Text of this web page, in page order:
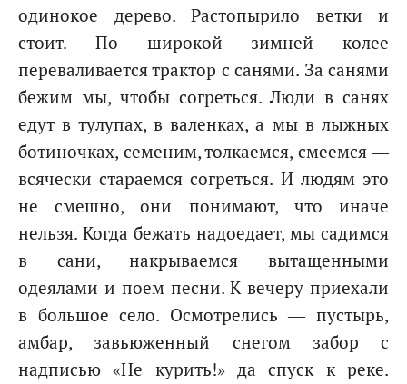
одинокое дерево. Растопырило ветки и
стоит. По широкой зимней колее
переваливается трактор с санями. За санями
бежим мы, чтобы согреться. Люди в санях
едут в тулупах, в валенках, а мы в лыжных
ботиночках, семеним, толкаемся, смеемся —
всячески стараемся согреться. И людям это
не смешно, они понимают, что иначе
нельзя. Когда бежать надоедает, мы садимся
в сани, накрываемся вытащенными
одеялами и поем песни. К вечеру приехали
в большое село. Осмотрелись — пустырь,
амбар, завьюженный снегом забор с
надписью «Не курить!» да спуск к реке.